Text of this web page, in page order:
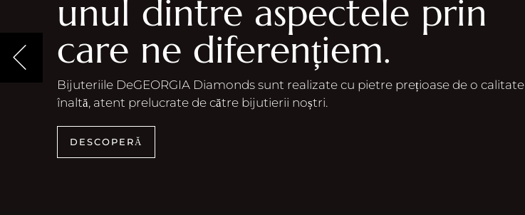
unul dintre aspectele prin
care ne diferențiem.
Bijuteriile DeGEORGIA Diamonds sunt realizate cu pietre prețioase de o calitate
înaltă, atent prelucrate de către bijutierii noștri.
DESCOPERĂ